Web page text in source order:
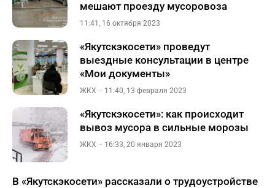
мешают проезду мусоровоза
11:41, 16 октября 2023
«Якутскэкосети» проведут
выездные консультации в центре
«Мои документы»
ЖКХ 11:40, 13 февраля 2023
«Якутскэкосети»: как происходит
вывоз мусора в сильные морозы
ЖКХ 16:33, 20 января 2023
В «Якутскэкосети» рассказали о трудоустройстве